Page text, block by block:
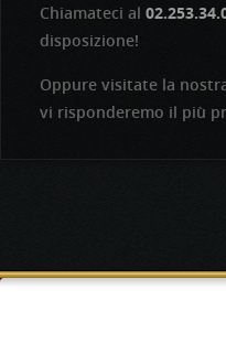
Chiamateci al
disposizione!
Oppure visitate la
vi risponderemo il più